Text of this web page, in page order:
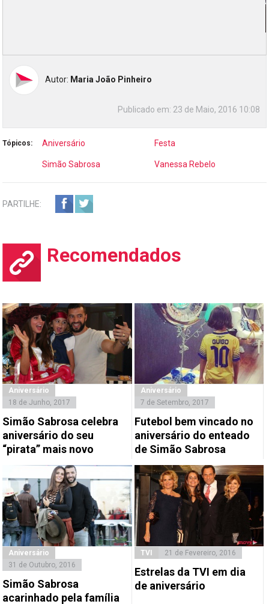
Autor: Maria João Pinheiro
Publicado em: 23 de Maio, 2016 10:08
Tópicos: Aniversário Festa
Simão Sabrosa Vanessa Rebelo
PARTILHE:
Recomendados
Aniversário
18 de Junho, 2017
Simão Sabrosa celebra
aniversário do seu
“pirata” mais novo
Aniversário
7 de Setembro, 2017
Futebol bem vincado no
aniversário do enteado
de Simão Sabrosa
Aniversário
31 de Outubro, 2016
Simão Sabrosa
acarinhado pela família
TVI 21 de Fevereiro, 2016
Estrelas da TVI em dia
de aniversário